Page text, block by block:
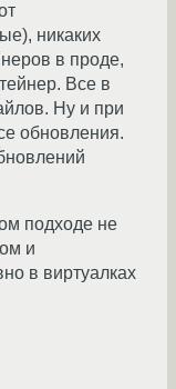
никаких
в проде,
Все в
Ну и при
обновления.
подходе не
и
в виртуалках